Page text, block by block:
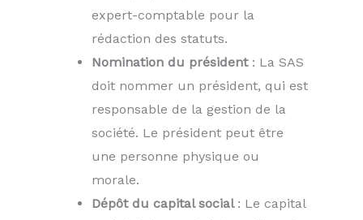
expert-comptable pour la
rédaction des statuts.
Nomination du président: La SAS
doit nommer un président, qui est
responsable de la gestion de la
société. Le président peut être
une personne physique ou
morale.
Dépôt du capital social : Le capital